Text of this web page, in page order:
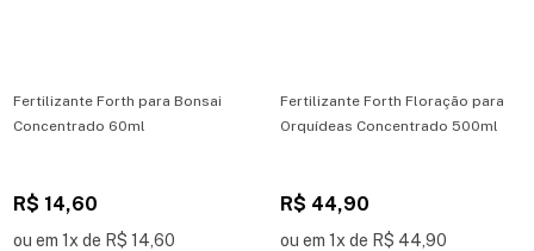
Fertilizante Forth para Bonsai
Concentrado 60ml
R$ 14,60
ou em 1x de R$ 14,60
Fertilizante Forth Floração para
Orquídeas Concentrado 500ml
R$ 44,90
ou em 1x de R$ 44,90